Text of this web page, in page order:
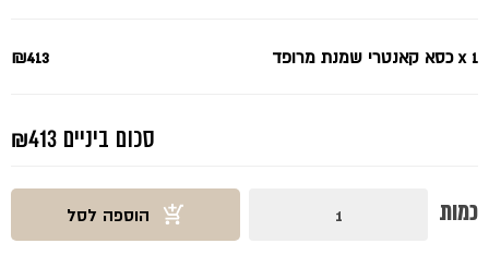
x 1כסא קאנטרי שמנת מרופד ₪413
סכום ביניים ₪413
כמות הוספה לסל